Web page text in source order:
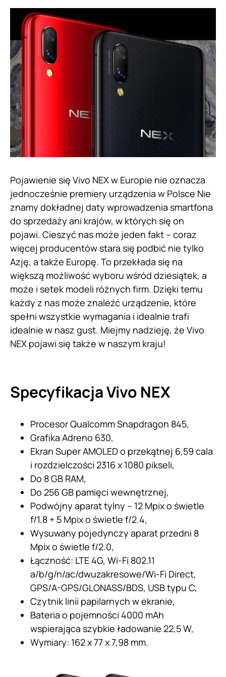
Pojawienie się Vivo NEX w Europie nie oznacza
jednocześnie premiery urządzenia w Polsce Nie
znamy dokładnej daty wprowadzenia smartfona
do sprzedaży ani krajów, w których się on
pojawi. Cieszyć nas może jeden fakt – coraz
więcej producentów stara się podbić nie tylko
Azję, a także Europę. To przekłada się na
większą możliwość wyboru wśród dziesiątek, a
może i setek modeli różnych firm. Dzięki temu
każdy z nas może znaleźć urządzenie, które
spełni wszystkie wymagania i idealnie trafi
idealnie w nasz gust. Miejmy nadzieję, że Vivo
NEX pojawi się także w naszym kraju!
SpecyfikacjaVivo NEX
Procesor Qualcomm Snapdragon 845,
Grafika Adreno 630,
Ekran Super AMOLED o przekątnej 6,59 cala
i rozdzielczości 2316 x 1080 pikseli,
Do 8 GB RAM,
Do 256 GB pamięci wewnętrznej,
Podwójny aparat tylny – 12 Mpix o świetle
f/1.8 + 5 Mpix o świetle f/2.4,
Wysuwany pojedynczy aparat przedni 8
Mpix o świetle f/2.0,
Łączność: LTE 4G, Wi-Fi 802.11
a/b/g/n/ac/dwuzakresowe/Wi-Fi Direct,
GPS/A-GPS/GLONASS/BDS, USB typu C,
Czytnik linii papilarnych w ekranie,
Bateria o pojemności 4000 mAh
wspierająca szybkie ładowanie 22,5 W,
Wymiary: 162 x 77 x 7,98 mm.